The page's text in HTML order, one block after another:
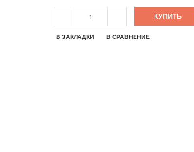
КУПИТЬ
В ЗАКЛАДКИ В СРАВНЕНИЕ